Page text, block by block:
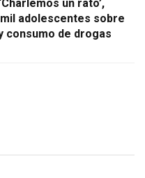
un rato’,
adolescentes sobre
consumo de drogas